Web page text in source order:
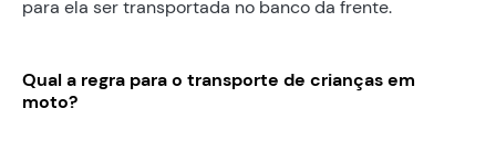
para ela ser transportada no banco da frente.
Qual a regra para o transporte de crianças em
moto?